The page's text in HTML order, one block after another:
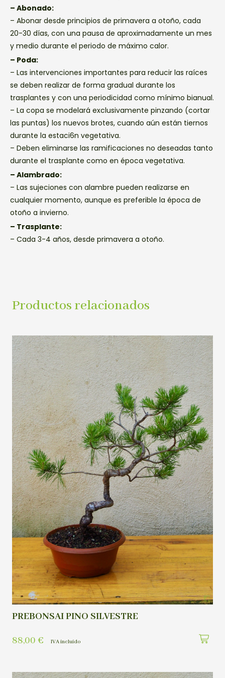
– Abonado:
– Abonar desde principios de primavera a otoño, cada
20-30 días, con una pausa de aproximadamente un mes
y medio durante el periodo de máximo calor.
– Poda:
– Las intervenciones importantes para reducir las raíces
se deben realizar de forma gradual durante los
trasplantes y con una periodicidad como mínimo bianual.
– La copa se modelará exclusivamente pinzando (cortar
las puntas) los nuevos brotes, cuando aún están tiernos
durante la estaci6n vegetativa.
– Deben eliminarse las ramificaciones no deseadas tanto
durante el trasplante como en época vegetativa.
– Alambrado:
– Las sujeciones con alambre pueden realizarse en
cualquier momento, aunque es preferible la época de
otoño a invierno.
– Trasplante:
– Cada 3-4 años, desde primavera a otoño.
Productos relacionados
PREBONSAI PINO SILVESTRE
88,00 € IVA incluído